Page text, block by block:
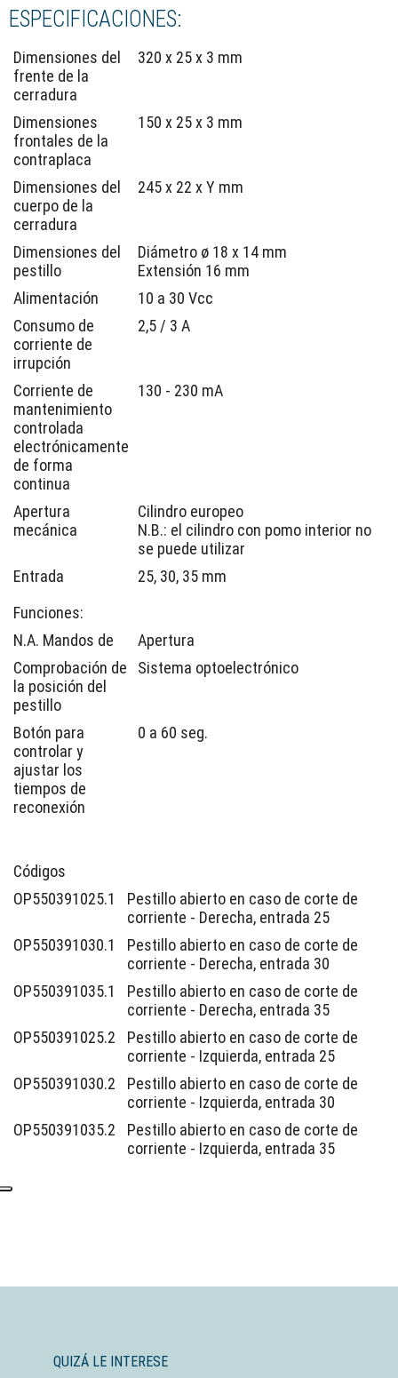
ESPECIFICACIONES:
Dimensiones del
frente de la
cerradura
320 x 25 x 3 mm
Dimensiones
frontales de la
contraplaca
150 x 25 x 3 mm
Dimensiones del
cuerpo de la
cerradura
245 x 22 x Y mm
Dimensiones del
pestillo
Diámetro ø 18 x 14 mm
Extensión 16 mm
Alimentación
10 a 30 Vcc
Consumo de
corriente de
irrupción
2,5 / 3 A
Corriente de
mantenimiento
controlada
electrónicamente
de forma
continua
130 - 230 mA
Apertura
mecánica
Cilindro europeo
N.B.: el cilindro con pomo interior no
se puede utilizar
Entrada
25, 30, 35 mm
Funciones:
N.A. Mandos de
Apertura
Comprobación de
la posición del
pestillo
Sistema optoelectrónico
Botón para
controlar y
ajustar los
tiempos de
reconexión
0 a 60 seg.
Códigos
OP550391025.1
Pestillo abierto en caso de corte de
corriente - Derecha, entrada 25
OP550391030.1
Pestillo abierto en caso de corte de
corriente - Derecha, entrada 30
OP550391035.1
Pestillo abierto en caso de corte de
corriente - Derecha, entrada 35
OP550391025.2
Pestillo abierto en caso de corte de
corriente - Izquierda, entrada 25
OP550391030.2
Pestillo abierto en caso de corte de
corriente - Izquierda, entrada 30
OP550391035.2
Pestillo abierto en caso de corte de
corriente - Izquierda, entrada 35
QUIZÁ LE INTERESE